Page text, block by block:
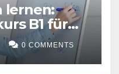
lernen:
B1 für
0 COMMENTS